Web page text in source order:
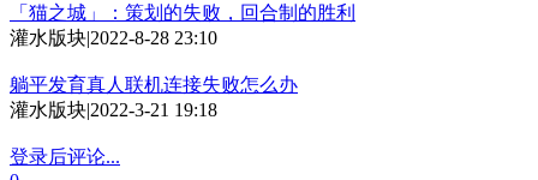
「猫之城」：策划的失败，回合制的胜利
灌水版块|2022-8-28 23:10
躺平发育真人联机连接失败怎么办
灌水版块|2022-3-21 19:18
登录后评论...